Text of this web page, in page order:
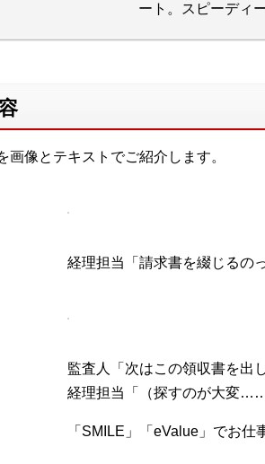
ート。スピーディ
画像とテキストでご紹介します。
経理担当「請求書を綴じるの
監査人「次はこの領収書を出
経理担当「（探すのが大変……
「SMILE」「eValue」でお仕